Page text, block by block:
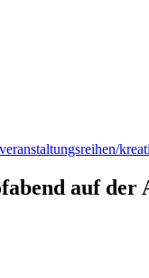
auf der